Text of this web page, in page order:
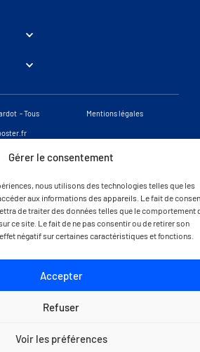
Gérer le consentement
nous utilisons des technologies telles que les
aux informations des appareils. Le fait de
de traiter des données telles que le comportement
ce site. Le fait de ne pas consentir ou de retirer son
négatif sur certaines caractéristiques et fonctions.
Accepter
Refuser
Voir les préférences
- Tous
Mentions légales